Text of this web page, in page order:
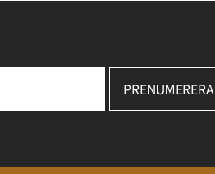
PRENUMERERA